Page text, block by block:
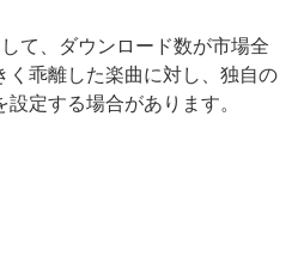
て、ダウンロード数が市場全
く乖離した楽曲に対し、独自の
定する場合があります。